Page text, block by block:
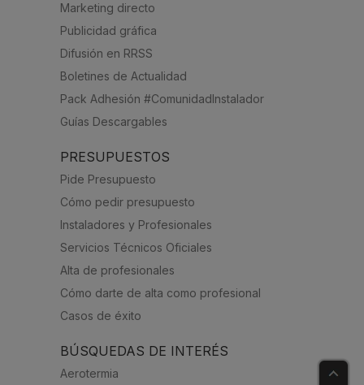
Marketing directo
Publicidad gráfica
Difusión en RRSS
Boletines de Actualidad
Pack Adhesión #ComunidadInstalador
Guías Descargables
PRESUPUESTOS
Pide Presupuesto
Cómo pedir presupuesto
Instaladores y Profesionales
Servicios Técnicos Oficiales
Alta de profesionales
Cómo darte de alta como profesional
Casos de éxito
BÚSQUEDAS DE INTERÉS
Aerotermia